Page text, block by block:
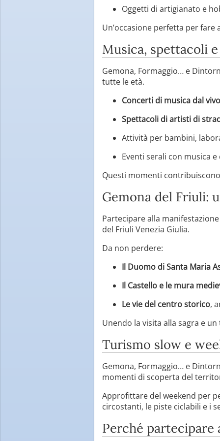
Oggetti di artigianato e
Un’occasione perfetta per
Musica, spettacoli
Gemona, Formaggio… e
tutte le età.
Concerti di musica dal vivo
Spettacoli di artisti di
Attività per bambini,
Eventi serali con musica
Questi momenti
Gemona del Friuli:
Partecipare alla
del Friuli Venezia Giulia.
Da non perdere:
Il Duomo di Santa Maria
Il Castello e le mura
Le vie del centro storico,
Unendo la visita alla sagra e
Turismo slow e
Gemona, Formaggio… e
momenti di scoperta del
Approfittare del weekend per
circostanti, le piste ciclabili e i
Perché partecipare